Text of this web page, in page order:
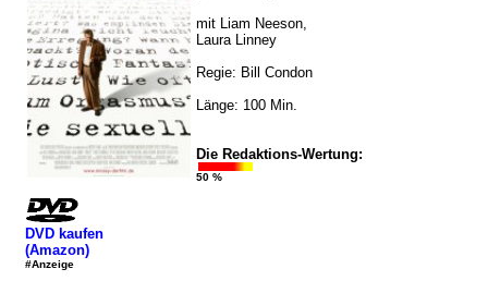
mit Liam Neeson,
Laura Linney
Regie: Bill Condon
Länge: 100 Min.
Die Redaktions-Wertung:
50 %
DVD kaufen
(Amazon)
#Anzeige